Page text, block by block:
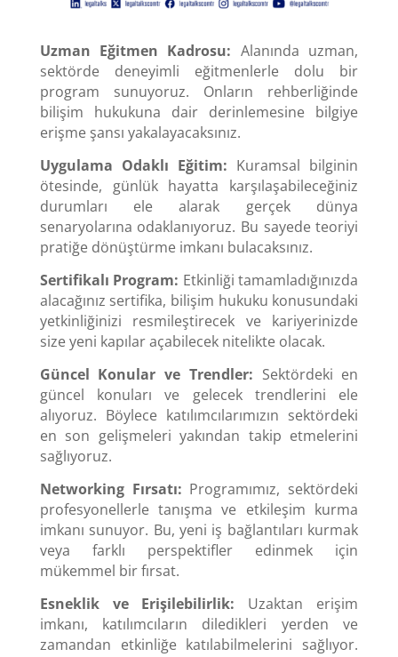
Uzman Eğitmen Kadrosu: Alanında uzman,
sektörde deneyimli eğitmenlerle dolu bir
program sunuyoruz. Onların rehberliğinde
bilişim hukukuna dair derinlemesine bilgiye
erişme şansı yakalayacaksınız.
Uygulama Odaklı Eğitim: Kuramsal bilginin
ötesinde, günlük hayatta karşılaşabileceğiniz
durumları ele alarak gerçek dünya
senaryolarına odaklanıyoruz. Bu sayede teoriyi
pratiğe dönüştürme imkanı bulacaksınız.
Sertifikalı Program: Etkinliği tamamladığınızda
alacağınız sertifika, bilişim hukuku konusundaki
yetkinliğinizi resmileştirecek ve kariyerinizde
size yeni kapılar açabilecek nitelikte olacak.
Güncel Konular ve Trendler: Sektördeki en
güncel konuları ve gelecek trendlerini ele
alıyoruz. Böylece katılımcılarımızın sektördeki
en son gelişmeleri yakından takip etmelerini
sağlıyoruz.
Networking Fırsatı: Programımız, sektördeki
profesyonellerle tanışma ve etkileşim kurma
imkanı sunuyor. Bu, yeni iş bağlantıları kurmak
veya farklı perspektifler edinmek için
mükemmel bir fırsat.
Esneklik ve Erişilebilirlik: Uzaktan erişim
imkanı, katılımcıların diledikleri yerden ve
zamandan etkinliğe katılabilmelerini sağlıyor.